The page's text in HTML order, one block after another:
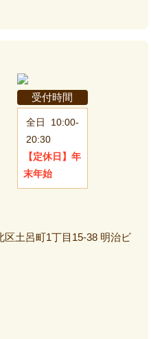
受付時間
全日
10:00-
20:30
【定休日】 年
末年始
区土呂町1丁目15-38 明治ビ